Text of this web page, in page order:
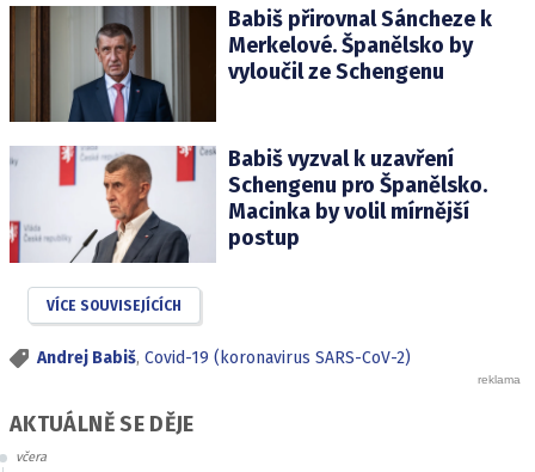
Babiš přirovnal Sáncheze k
Merkelové. Španělsko by
vyloučil ze Schengenu
Babiš vyzval k uzavření
Schengenu pro Španělsko.
Macinka by volil mírnější
postup
VÍCE SOUVISEJÍCÍCH
Andrej Babiš, Covid-19 (koronavirus SARS-CoV-2)
AKTUÁLNĚ SE DĚJE
včera